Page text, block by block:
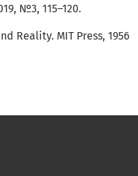
№3, 115–120.
Reality. MIT Press, 1956